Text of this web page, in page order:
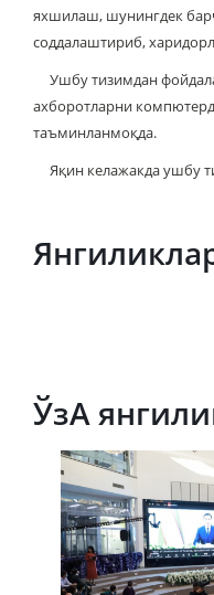
яхшилаш, шунингдек
соддалаштириб,
Ушбу тизимдан
ахборотларни
таъминланмоқда.
Яқин келажакда ушбу
ЎзА